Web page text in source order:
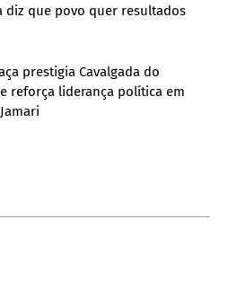
diz que povo quer resultados
prestigia Cavalgada do
reforça liderança política em